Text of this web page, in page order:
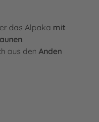
das Alpaka mit
.
aus den Anden